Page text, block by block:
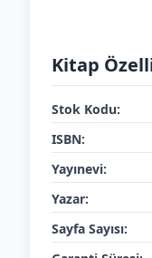
Kitap
Stok Kodu:
ISBN:
Yayınevi:
Yazar:
Sayfa Sayısı: